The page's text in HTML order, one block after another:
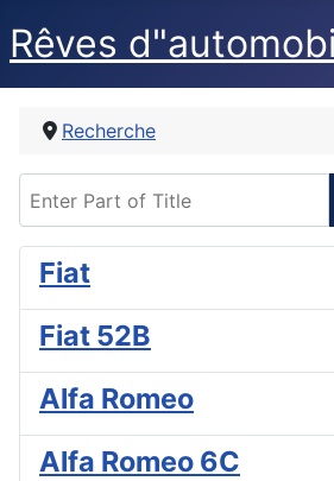
Rêves
Recherche
Fiat
Fiat 52B
Alfa Romeo
Alfa Romeo 6C